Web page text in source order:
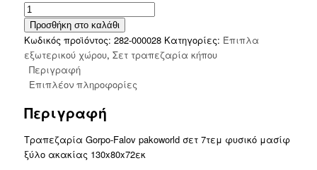
Τραπεζαρία
Gorpo-
Falov
pakoworld
σετ
7τεμ
μασίφ
ακακίας
130x80x72εκ
Προσθήκη στο καλάθι
Κωδικός προϊόντος: 282-000028 Κατηγορίες: Έπιπλα
εξωτερικού χώρου, Σετ τραπεζαρία κήπου
Περιγραφή
Επιπλέον πληροφορίες
Περιγραφή
Τραπεζαρία Gorpo-Falov pakoworld σετ 7τεμ φυσικό μασίφ
ξύλο ακακίας 130x80x72εκ